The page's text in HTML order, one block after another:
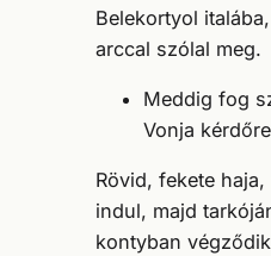
Belekortyol
arccal szólal meg.
Meddig fog
Vonja
Rövid, fekete
indul, majd
kontyban